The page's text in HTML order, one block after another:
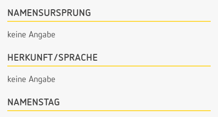
NAMENSURSPRUNG
keine Angabe
HERKUNFT/SPRACHE
keine Angabe
NAMENSTAG